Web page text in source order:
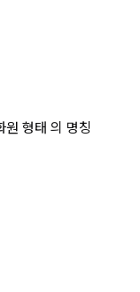
원 형태 의 명칭